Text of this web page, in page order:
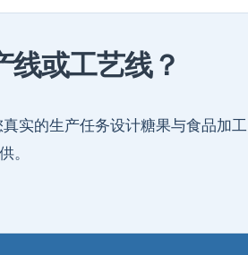
或工艺线？
实的生产任务设计糖果与食品加工
。